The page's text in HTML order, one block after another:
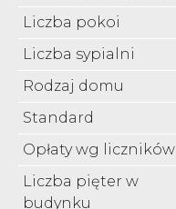
Liczba pokoi
Liczba sypialni
Rodzaj domu
Standard
Opłaty wg liczników
Liczba pięter w
budynku